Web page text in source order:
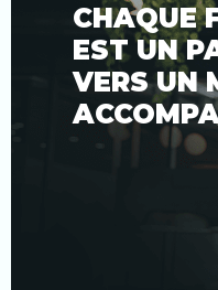
CHAQUE
EST UN
VERS UN